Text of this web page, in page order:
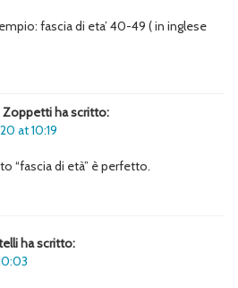
fascia di eta’ 40-49 ( in inglese
ha scritto:
at 10:19
“fascia di età” è perfetto.
ha scritto: